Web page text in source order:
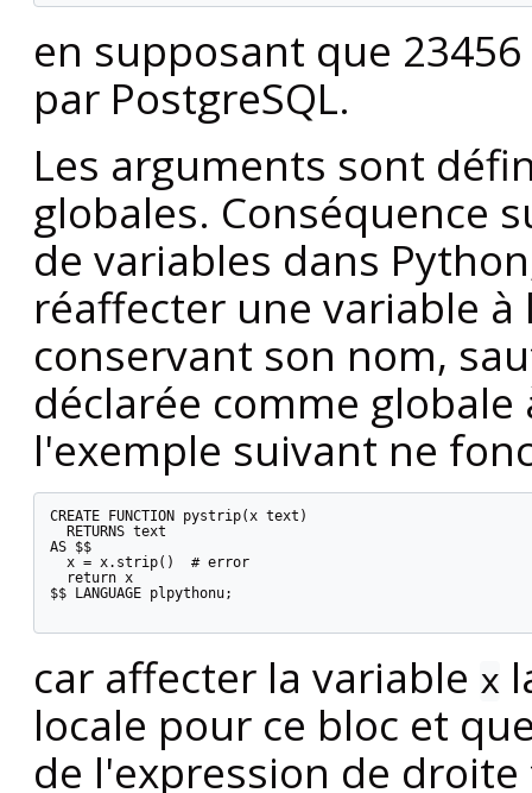
en supposant que
par PostgreSQL.
Les arguments sont
globales. Conséquence
de variables dans
réaffecter une variable
conservant son nom,
déclarée comme
l'exemple suivant ne
CREATE FUNCTION pystrip(x text)
  RETURNS text
AS $$
  x = x.strip()  # error
  return x
$$ LANGUAGE plpythonu;
car affecter la variable x
locale pour ce bloc et
de l'expression de